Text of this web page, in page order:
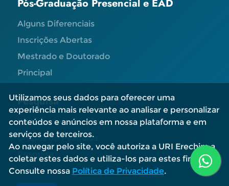
Pós-Graduação Presencial e EAD
Alguns Diferenciais
Inscrições Abertas
Mestrado e Doutorado
Principal
Pesquisa
Editais e Informações
Grupos de Pesquisa
Pesquisa
Utilizamos seus dados para oferecer uma
experiência mais relevante ao analisar e personalizar
conteúdos e anúncios em nossa plataforma e em
serviços de terceiros.
Ao navegar pelo site, você autoriza a URI Erechim a
coletar estes dados e utiliza-los para estes fins.
Consulte nossa Política de Privacidade.